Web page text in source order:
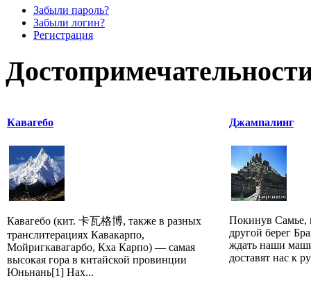
Забыли пароль?
Забыли логин?
Регистрация
Кавагебо
Кавагебо (кит. 卡瓦格博, также в разных
транслитерациях Кавакарпо,
Мойригкавагарбо, Кха Карпо) — самая
высокая гора в китайской провинции
Юньнань[1] Нах...
Джампалинг
Покинув Самье,
другой берег
ждать наши
доставят нас к